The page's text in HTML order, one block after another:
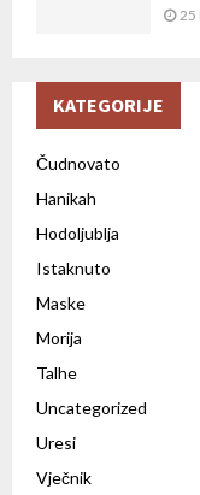
25
KATEGORIJE
Čudnovato
Hanikah
Hodoljublja
Istaknuto
Maske
Morija
Talhe
Uncategorized
Uresi
Vječnik